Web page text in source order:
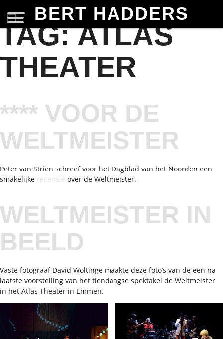
BERT HADDERS
TAG:ATLAS
THEATER
**** VOOR DE
WELTMEISTER
Peter van Strien schreef voor het Dagblad van het Noorden een
smakelijke recensie over de Weltmeister.
WELTMEISTER IN
BEELD
Vaste fotograaf David Woltinge maakte deze foto’s van de een na
laatste voorstelling van het tiendaagse spektakel de Weltmeister
in het Atlas Theater in Emmen.